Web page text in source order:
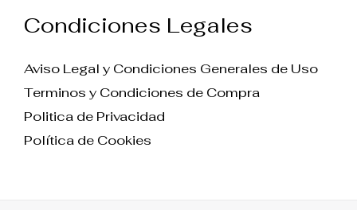
Condiciones Legales
Aviso Legal y Condiciones Generales de Uso
Terminos y Condiciones de Compra
Politica de Privacidad
Política de Cookies